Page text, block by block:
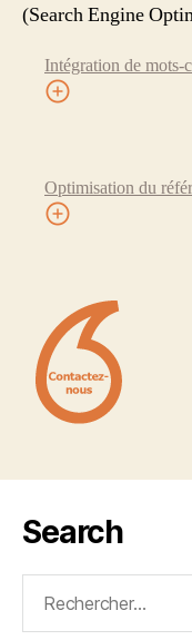
(Search Engine
Intégration de mots-
Optimisation du
Search